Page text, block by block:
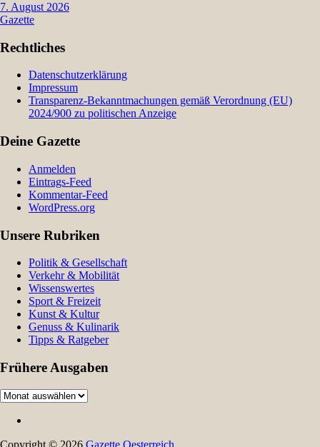
7. August 2026
Gazette
Rechtliches
Datenschutzerklärung
Impressum
Transparenz-Bekanntmachungen gemäß Verordnung (EU)
2024/900 zu politischen Anzeige
Deine Gazette
Anmelden
Eintrags-Feed
Kommentar-Feed
WordPress.org
Unsere Rubriken
Politik & Gesellschaft
Verkehr & Mobilität
Wissenswertes
Sport & Freizeit
Kunst & Kultur
Genuss & Kulinarik
Tipps & Ratgeber
Frühere Ausgaben
Frühere
Copyright © 2026 Gazette Oesterreich